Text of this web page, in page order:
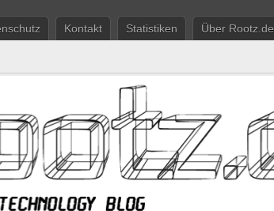
Kontakt Statistiken
Über Rootz.de